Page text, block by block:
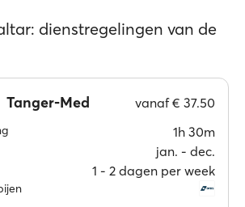
dienstregelingen van de
Tanger-Med vanaf€ 37.50
1h 30m
jan. ‐ dec.
1 ‐ 2 dagen per week